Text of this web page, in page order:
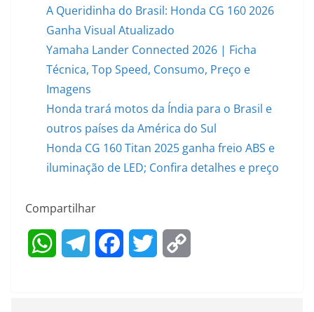
A Queridinha do Brasil: Honda CG 160 2026
Ganha Visual Atualizado
Yamaha Lander Connected 2026 | Ficha
Técnica, Top Speed, Consumo, Preço e
Imagens
Honda trará motos da Índia para o Brasil e
outros países da América do Sul
Honda CG 160 Titan 2025 ganha freio ABS e
iluminação de LED; Confira detalhes e preço
Compartilhar
W